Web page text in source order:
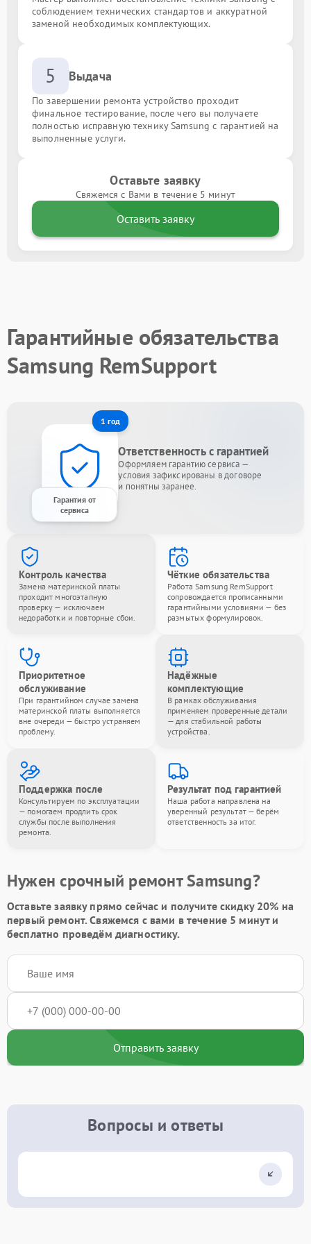
соблюдением технических стандартов и аккуратной
заменой необходимых комплектующих.
5 Выдача
По завершении ремонта устройство проходит
финальное тестирование, после чего вы получаете
полностью исправную технику Samsung с гарантией на
выполненные услуги.
Оставьте заявку
Свяжемся с Вами в течение 5 минут
Оставить заявку
Гарантийные обязательства
Samsung RemSupport
1 год
Гарантия от
сервиса
Ответственность с гарантией
Оформляем гарантию сервиса —
условия зафиксированы в договоре
и понятны заранее.
Контроль качества
Замена материнской платы
проходит многоэтапную
проверку — исключаем
недоработки и повторные сбои.
Чёткие обязательства
Работа Samsung RemSupport
сопровождается прописанными
гарантийными условиями — без
размытых формулировок.
Приоритетное
обслуживание
При гарантийном случае замена
материнской платы выполняется
вне очереди — быстро устраняем
проблему.
Надёжные
комплектующие
В рамках обслуживания
применяем проверенные детали
— для стабильной работы
устройства.
Поддержка после
Консультируем по эксплуатации
— помогаем продлить срок
службы после выполнения
ремонта.
Результат под гарантией
Наша работа направлена на
уверенный результат — берём
ответственность за итог.
Нужен срочный ремонт Samsung?
Оставьте заявкупрямо сейчас и получите скидку 20% на
первый ремонт. Свяжемся с вами в течение 5 минут и
бесплатно проведём диагностику.
Отправить заявку
Вопросы и ответы